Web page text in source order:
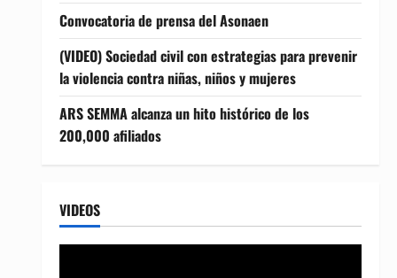
Convocatoria de prensa del Asonaen
(VIDEO) Sociedad civil con estrategias para prevenir
la violencia contra niñas, niños y mujeres
ARS SEMMA alcanza un hito histórico de los
200,000 afiliados
VIDEOS